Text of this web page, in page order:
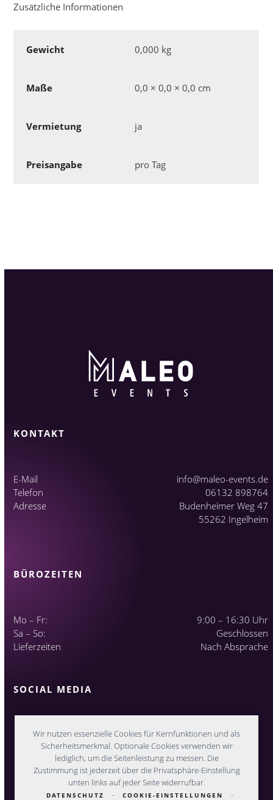
Wir nutzen essenzielle Cookies für Kernfunktionen und als
Sicherheitsmerkmal. Optionale Cookies verwenden wir
lediglich, um die Seitenleistung zu messen. Die
Zustimmung ist jederzeit über die Privatsphäre-Einstellung
unten links auf jeder Seite widerrufbar.
DATENSCHUTZ - COOKIE-EINSTELLUNGEN -
Zusätzliche Informationen
Gewicht 0,000 kg
Maße 0,0 × 0,0 × 0,0 cm
Vermietung ja
Preisangabe pro Tag
KONTAKT
E-Mail
info@maleo-events.de
Telefon
06132 898764
Adresse
Budenheimer Weg 47
55262 Ingelheim
BÜROZEITEN
Mo – Fr:
9:00 – 16:30 Uhr
Sa – So:
Geschlossen
Lieferzeiten
Nach Absprache
SOCIAL MEDIA